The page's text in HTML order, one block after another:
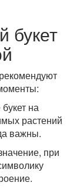
букет
на
растений
важны.
при